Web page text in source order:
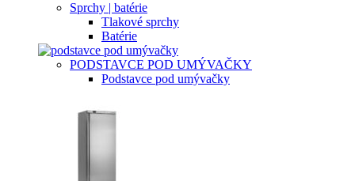
Sprchy | batérie
Tlakové sprchy
Batérie
PODSTAVCE POD UMÝVAČKY
Podstavce pod umývačky